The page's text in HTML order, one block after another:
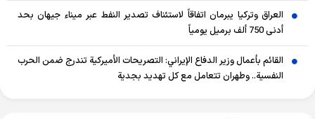
العراق وتركيا يبرمان اتفاقاً لاستئناف تصدير النفط عبر ميناء جيهان بحد
أدنى 750 ألف برميل يومياً
القائم بأعمال وزير الدفاع الإيراني: التصريحات الأميركية تندرج ضمن الحرب
النفسية.. وطهران تتعامل مع كل تهديد بجدية